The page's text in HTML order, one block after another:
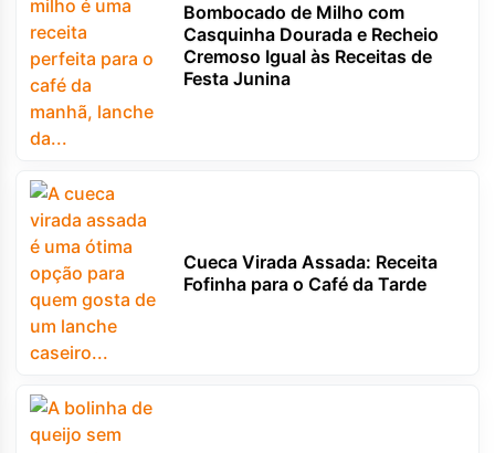
Bombocado de Milho com
Casquinha Dourada e Recheio
Cremoso Igual às Receitas de
Festa Junina
Cueca Virada Assada: Receita
Fofinha para o Café da Tarde